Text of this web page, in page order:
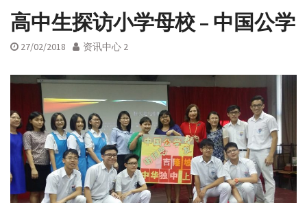
高中生探访小学母校 – 中国公学
27/02/2018 资讯中心 2